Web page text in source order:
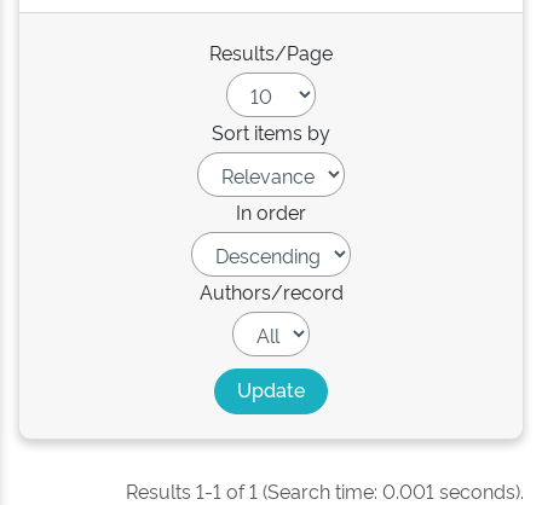
Results/Page
Sort items by
In order
Authors/record
Results 1-1 of 1 (Search time: 0.001 seconds).